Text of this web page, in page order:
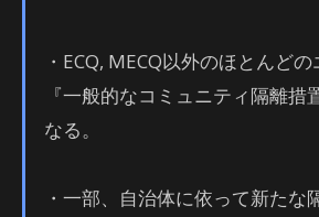
・ECQ, MECQ以外のほとんど
『一般的なコミュニティ隔離措
なる。
・一部、自治体に依って新たな